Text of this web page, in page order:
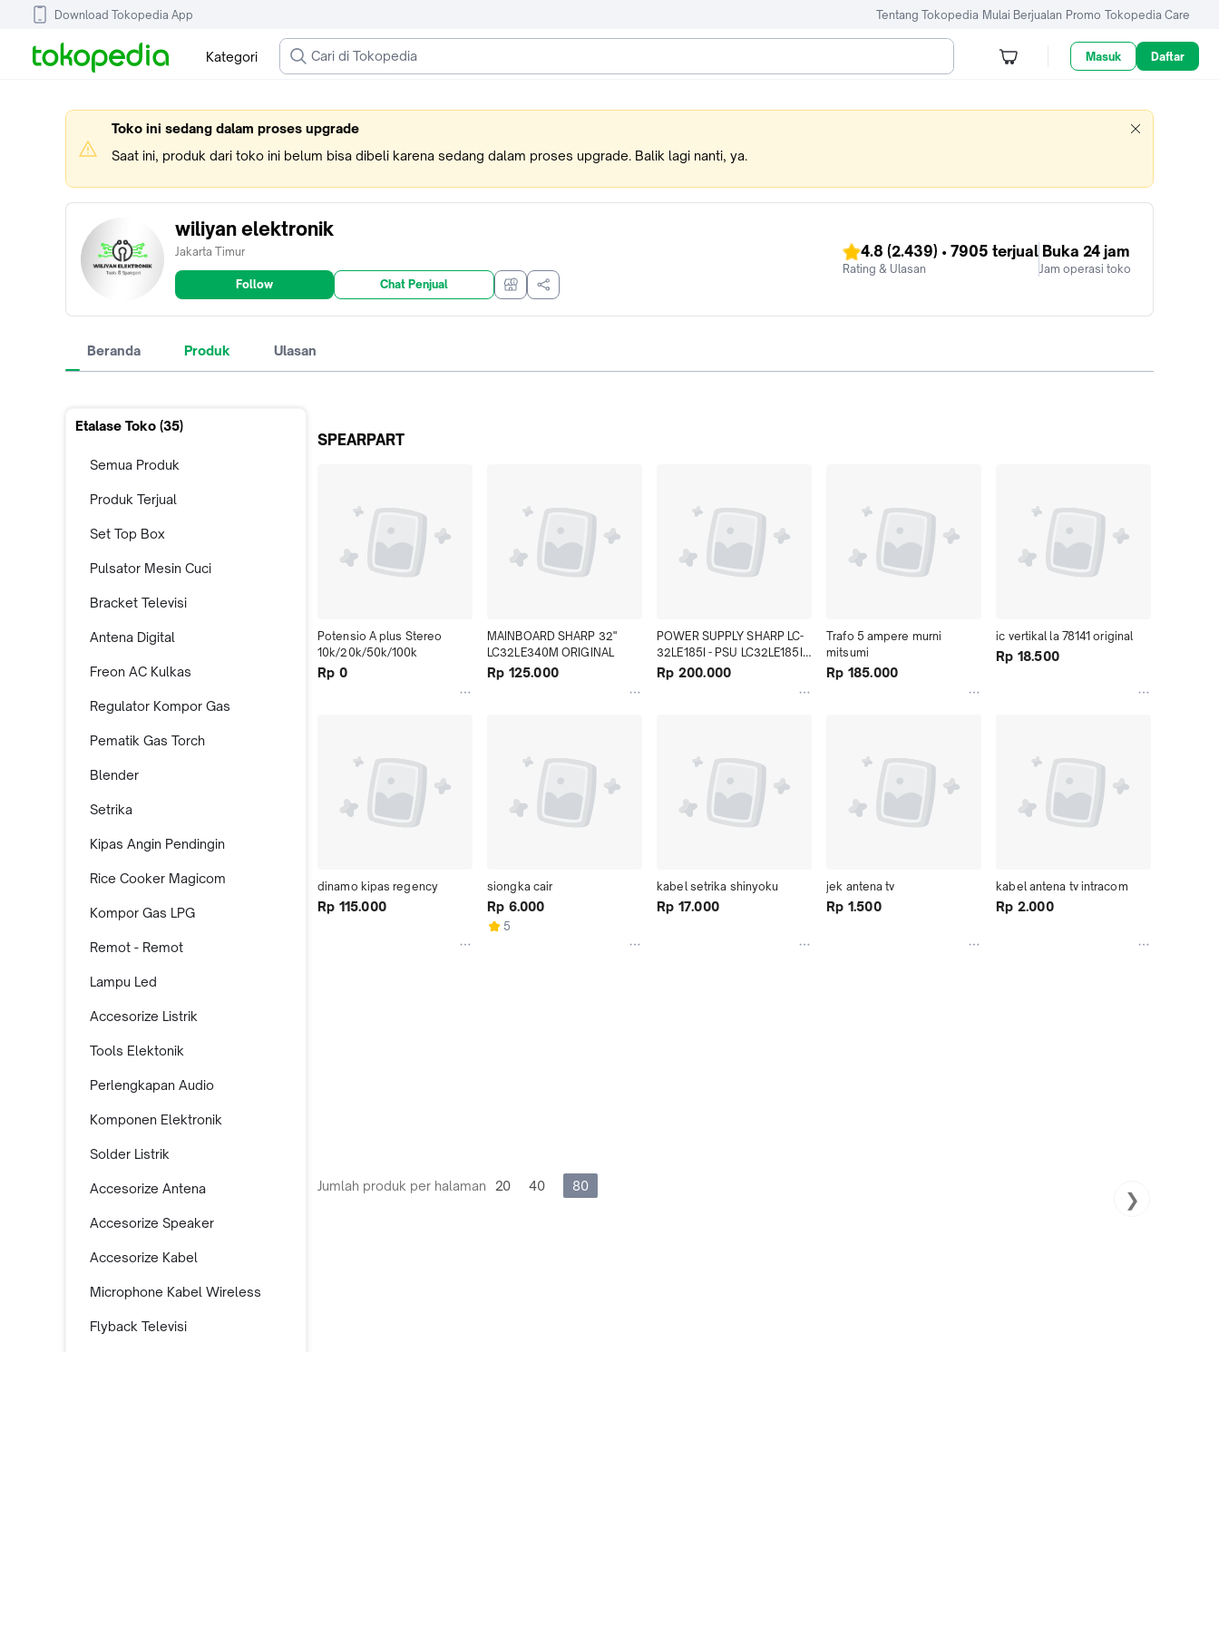
Download Tokopedia App Tentang Tokopedia Mulai Berjualan Promo Tokopedia Care
Kategori Masuk Daftar
Toko ini sedang dalam proses upgrade
Saat ini, produk dari toko ini belum bisa dibeli karena sedang dalam proses upgrade. Balik lagi nanti, ya.
wiliyan elektronik
Jakarta Timur
Follow Chat Penjual
4.8 (2.439) • 7905 terjual
Rating & Ulasan
Buka 24 jam
Jam operasi toko
Beranda Produk Ulasan
Etalase Toko (35)
Semua Produk
Produk Terjual
Set Top Box
Pulsator Mesin Cuci
Bracket Televisi
Antena Digital
Freon AC Kulkas
Regulator Kompor Gas
Pematik Gas Torch
Blender
Setrika
Kipas Angin Pendingin
Rice Cooker Magicom
Kompor Gas LPG
Remot - Remot
Lampu Led
Accesorize Listrik
Tools Elektonik
Perlengkapan Audio
Komponen Elektronik
Solder Listrik
Accesorize Antena
Accesorize Speaker
Accesorize Kabel
Microphone Kabel Wireless
Flyback Televisi
SPEARPART
Potensio A plus Stereo
10k/20k/50k/100k
Rp 0
MAINBOARD SHARP 32"
LC32LE340M ORIGINAL
Rp 125.000
POWER SUPPLY SHARP LC-
32LE185I - PSU LC32LE185I
32" original
Rp 200.000
Trafo 5 ampere murni
mitsumi
Rp 185.000
ic vertikal la 78141 original
Rp 18.500
dinamo kipas regency
Rp 115.000
siongka cair
Rp 6.000
5
kabel setrika shinyoku
Rp 17.000
jek antena tv
Rp 1.500
kabel antena tv intracom
Rp 2.000
Jumlah produk per halaman 20 40 80
❯